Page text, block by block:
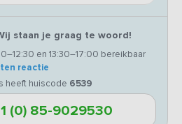
staan je graag te woord!
en 13:30–17:00 bereikbaar
reactie
heeft huiscode 6539
(0) 85-9029530